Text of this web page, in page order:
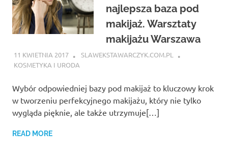
najlepsza baza pod
makijaż. Warsztaty
makijażu Warszawa
11 KWIETNIA 2017
SLAWEKSTAWARCZYK.COM.PL
KOSMETYKA I URODA
Wybór odpowiedniej bazy pod makijaż to kluczowy krok
w tworzeniu perfekcyjnego makijażu, który nie tylko
wygląda pięknie, ale także utrzymuje[…]
READ MORE